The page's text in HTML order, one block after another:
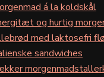
á la koldskål
og hurtig
med laktosefri
sandwiches